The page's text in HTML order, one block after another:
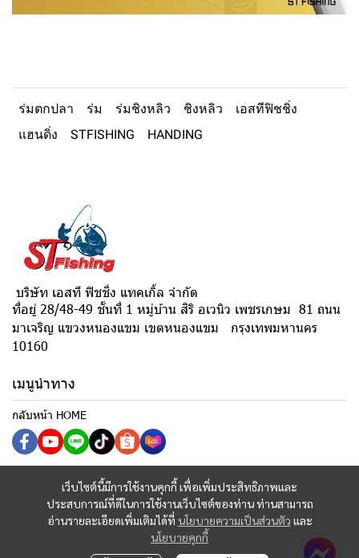
ร่มตกปลา ร่ม ร่มชิงหลิว ชิงหลิว
เอสทีฟิชชิ่ง
แฮนดิ่ง
STFISHING HANDING
เว็บไซต์นี้มีการใช้งานคุกกี้ เพื่อเพิ่มประสิทธิภาพและ
ประสบการณ์ที่ดีในการใช้งานเว็บไซต์ของท่าน ท่านสามารถ
อ่านรายละเอียดเพิ่มเติมได้ที่ นโยบายความเป็นส่วนตัว และ
นโยบายคุกกี้
บริษัท เอสที ฟิชชิ่ง แทคเกิ้ล จำกัด
ที่อยู่ 28/48-49 ชั้นที่ 1 หมู่บ้าน สิริ อเวนิว เพชรเกษม 81 ถนน
มาเจริญ แขวงหนองแขม เขตหนองแขม กรุงเทพมหานคร
10160
เมนูนำทาง
กลับหน้า HOME